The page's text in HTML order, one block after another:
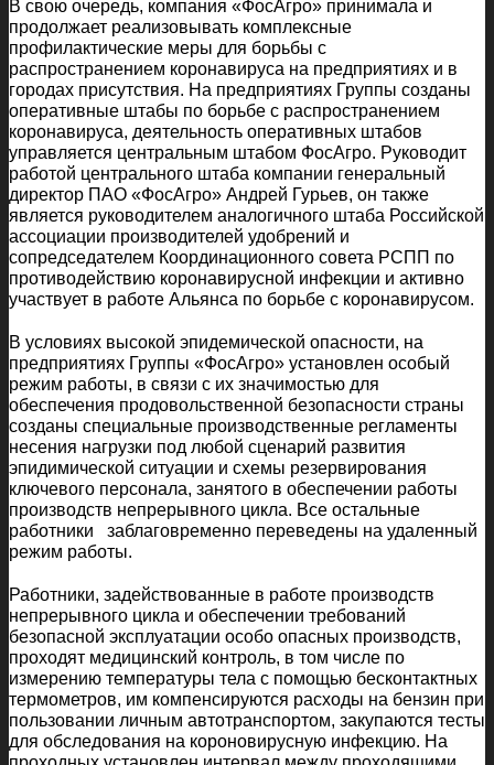
В свою очередь, компания «ФосАгро» принимала и
продолжает реализовывать комплексные
профилактические меры для борьбы с
распространением коронавируса на предприятиях и в
городах присутствия. На предприятиях Группы созданы
оперативные штабы по борьбе с распространением
коронавируса, деятельность оперативных штабов
управляется центральным штабом ФосАгро. Руководит
работой центрального штаба компании генеральный
директор ПАО «ФосАгро» Андрей Гурьев, он также
является руководителем аналогичного штаба Российской
ассоциации производителей удобрений и
сопредседателем Координационного совета РСПП по
противодействию коронавирусной инфекции и активно
участвует в работе Альянса по борьбе с коронавирусом.
В условиях высокой эпидемической опасности, на
предприятиях Группы «ФосАгро» установлен особый
режим работы, в связи с их значимостью для
обеспечения продовольственной безопасности страны
созданы специальные производственные регламенты
несения нагрузки под любой сценарий развития
эпидимической ситуации и схемы резервирования
ключевого персонала, занятого в обеспечении работы
производств непрерывного цикла. Все остальные
работники заблаговременно переведены на удаленный
режим работы.
Работники, задействованные в работе производств
непрерывного цикла и обеспечении требований
безопасной эксплуатации особо опасных производств,
проходят медицинский контроль, в том числе по
измерению температуры тела с помощью бесконтактных
термометров, им компенсируются расходы на бензин при
пользовании личным автотранспортом, закупаются тесты
для обследования на короновирусную инфекцию. На